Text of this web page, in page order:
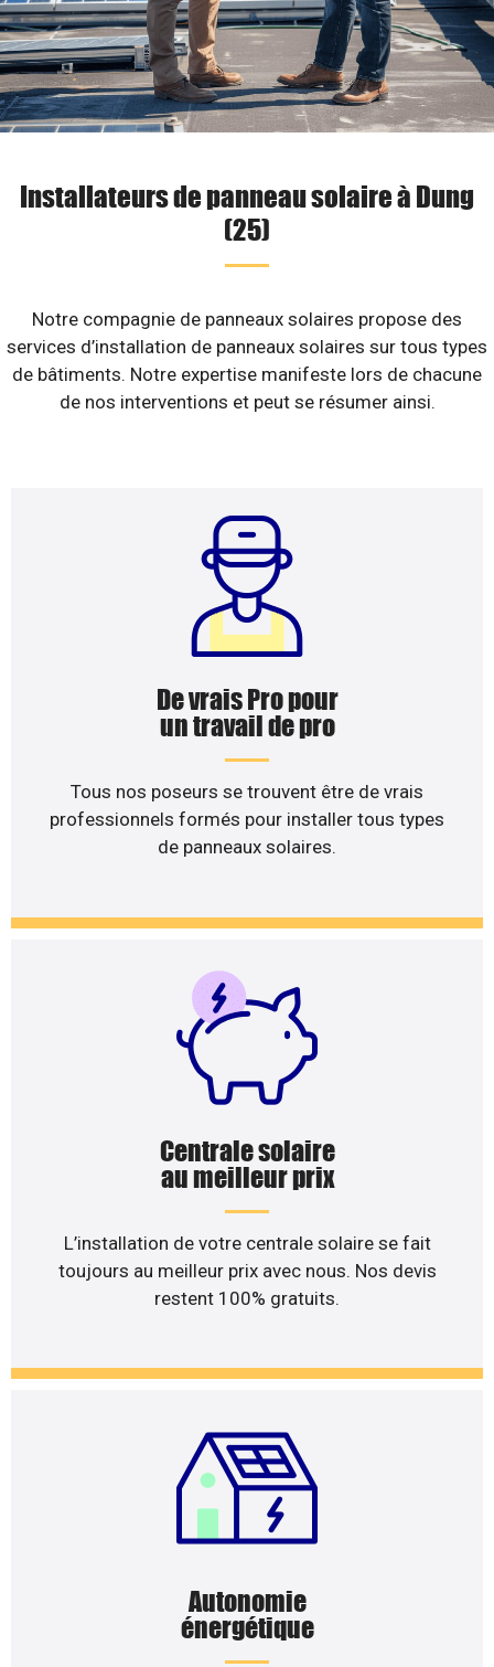
Installateurs de panneau solaire à Dung
(25)
Notre compagnie de panneaux solaires propose des
services d’installation de panneaux solaires sur tous types
de bâtiments. Notre expertise manifeste lors de chacune
de nos interventions et peut se résumer ainsi.
De vrais Pro pour
un travail de pro
Tous nos poseurs se trouvent être de vrais
professionnels formés pour installer tous types
de panneaux solaires.
Centrale solaire
au meilleur prix
L’installation de votre centrale solaire se fait
toujours au meilleur prix avec nous. Nos devis
restent 100% gratuits.
Autonomie
énergétique